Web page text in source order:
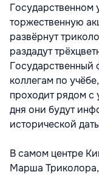
Государственном
торжественную
развёрнут
раздадут
Государственный
коллегам по
проходит рядом с
дня они будут
исторической
В самом центре
Марша Триколора,